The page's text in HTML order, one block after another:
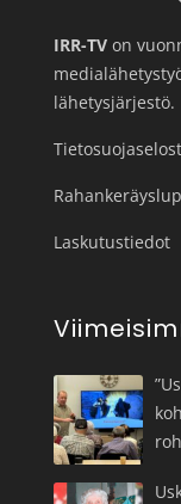
IRR-TVon
lähetysjärjestö.
Laskutustiedot